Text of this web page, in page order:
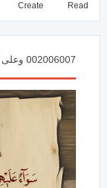
Create Read
002006007 وعلى أبصارهم غشاوة ولهم عذاب عظيم